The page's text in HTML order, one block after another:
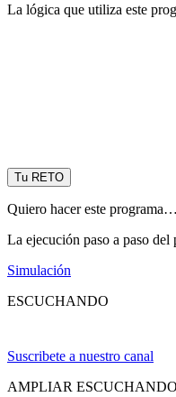
La lógica que utiliza este
Tu RETO
Quiero hacer este
La ejecución paso a paso del
Simulación
ESCUCHANDO
Suscribete a nuestro canal
AMPLIAR ESCUCHANDO